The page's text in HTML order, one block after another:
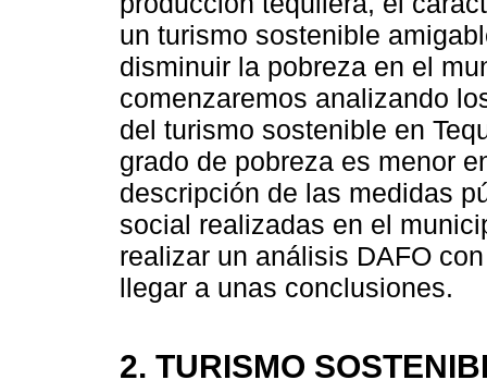
un turismo sostenible
disminuir la pobreza en el
comenzaremos analizando
del turismo sostenible en
grado de pobreza es menor
descripción de las medidas
social realizadas en el
realizar un análisis DAFO
llegar a unas conclusiones.
2. TURISMO